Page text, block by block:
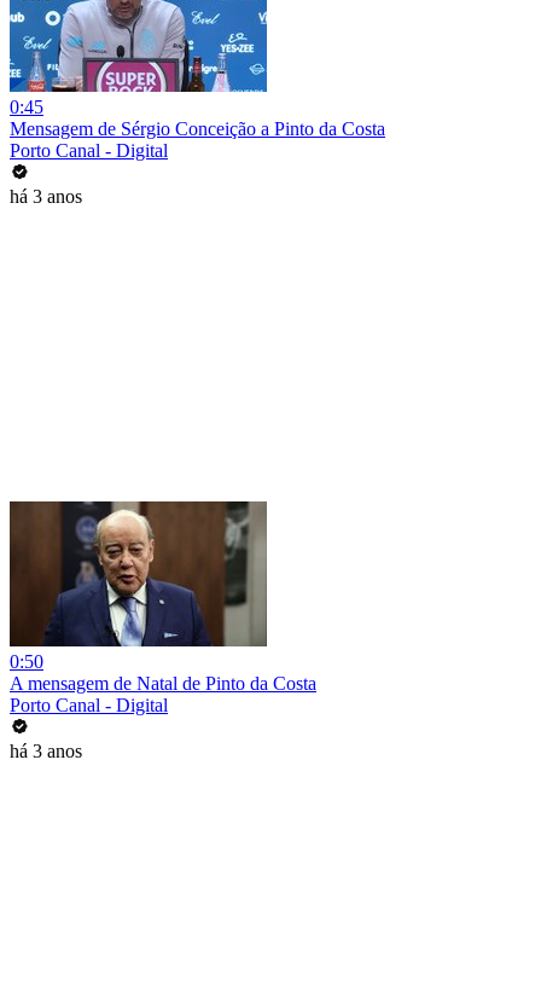
0:45
Mensagem de Sérgio Conceição a Pinto da Costa
Porto Canal - Digital
há 3 anos
0:50
A mensagem de Natal de Pinto da Costa
Porto Canal - Digital
há 3 anos